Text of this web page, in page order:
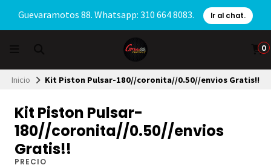
Guevaramotos 88. Whatsapp: 310 664 8083. Ir al chat.
0
Inicio Kit Piston Pulsar-180//coronita//0.50//envios Gratis!!
Kit Piston Pulsar-
180//coronita//0.50//envios
Gratis!!
PRECIO